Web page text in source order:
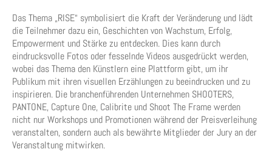
Das Thema „RISE“ symbolisiert die Kraft der Veränderung und lädt
die Teilnehmer dazu ein, Geschichten von Wachstum, Erfolg,
Empowerment und Stärke zu entdecken. Dies kann durch
eindrucksvolle Fotos oder fesselnde Videos ausgedrückt werden,
wobei das Thema den Künstlern eine Plattform gibt, um ihr
Publikum mit ihren visuellen Erzählungen zu beeindrucken und zu
inspirieren. Die branchenführenden Unternehmen SHOOTERS,
PANTONE, Capture One, Calibrite und Shoot The Frame werden
nicht nur Workshops und Promotionen während der Preisverleihung
veranstalten, sondern auch als bewährte Mitglieder der Jury an der
Veranstaltung mitwirken.